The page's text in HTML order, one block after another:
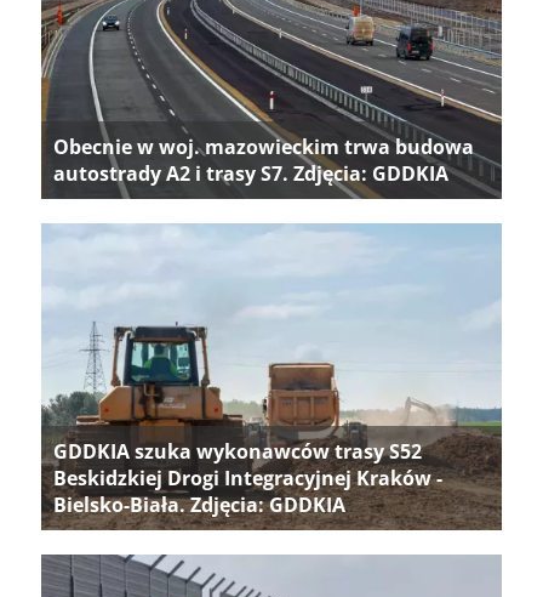
Obecnie w woj. mazowieckim trwa budowa
autostrady A2 i trasy S7. Zdjęcia: GDDKIA
GDDKIA szuka wykonawców trasy S52
Beskidzkiej Drogi Integracyjnej Kraków -
Bielsko-Biała. Zdjęcia: GDDKIA